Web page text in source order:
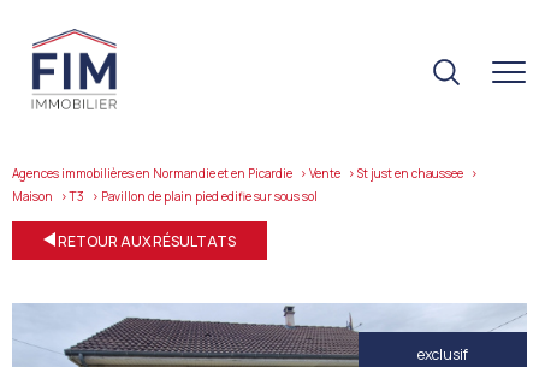
Agences immobilières en Normandie et en Picardie Vente
St just en chaussee
Maison
T3 pavillon de plain pied edifie sur sous sol
RETOUR AUX RÉSULTATS
exclusif